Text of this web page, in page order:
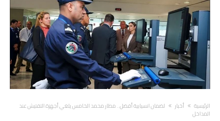
‫الرئيسية‬ أخبار
لضمان انسيابية أفضل.. مطار محمد الخامس يلغي أجهزة التفتيش عند
المداخل